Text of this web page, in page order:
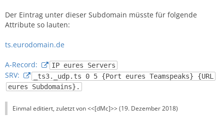
Der Eintrag unter dieser Subdomain müsste für folgende
Attribute so lauten:
ts.eurodomain.de
A-Record: IP eures Servers
SRV:
_ts3._udp.ts 0 5 {Port eures Teamspeaks} {URL
eures Subdomains}.
Einmal editiert, zuletzt von <<[dMc]>> (19. Dezember 2018)